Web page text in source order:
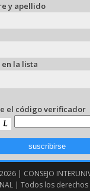
y apellido
la lista
el código verificador
| CONSEJO
| Todos los